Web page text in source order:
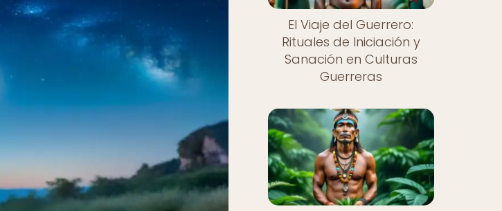
El Viaje del Guerrero:
Rituales de Iniciación y
Sanación en Culturas
Guerreras